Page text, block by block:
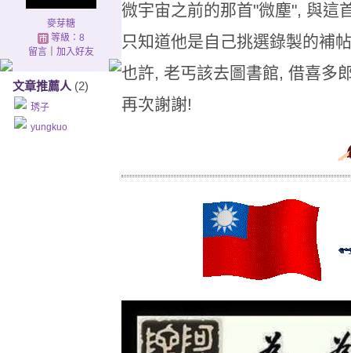
麥芽糖
等級：8
留言｜ 加入好友
文章推薦人 (2)
琇子
yungkuo
微宇宙之前的那首"微塵", 與這
只知道他是自己挑選錄製的補
也許, 老丐該去圖書館, 借喜多
再次謝謝!